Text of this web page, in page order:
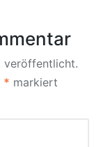
veröffentlicht.
* markiert